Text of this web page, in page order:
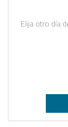
Elija otro día